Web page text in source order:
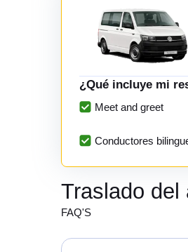
¿Qué incluye mi
Meet and greet
Conductores
Traslado del
FAQ'S